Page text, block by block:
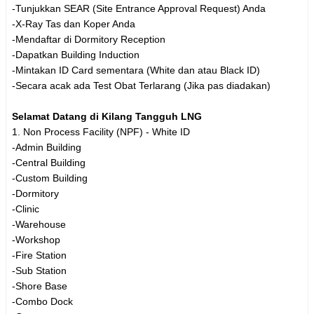
-Tunjukkan SEAR (Site Entrance Approval Request) Anda
-X-Ray Tas dan Koper Anda
-Mendaftar di Dormitory Reception
-Dapatkan Building Induction
-Mintakan ID Card sementara (White dan atau Black ID)
-Secara acak ada Test Obat Terlarang (Jika pas diadakan)
Selamat Datang di Kilang Tangguh LNG
1. Non Process Facility (NPF) - White ID
-Admin Building
-Central Building
-Custom Building
-Dormitory
-Clinic
-Warehouse
-Workshop
-Fire Station
-Sub Station
-Shore Base
-Combo Dock